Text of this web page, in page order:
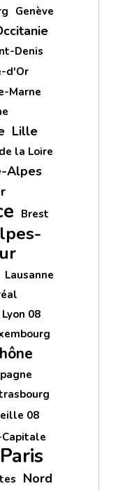
Genève
Denis
d'Or
Marne
Lille
la Loire
Alpes
Brest
Lausanne
Lyon 08
08
Paris
Nord